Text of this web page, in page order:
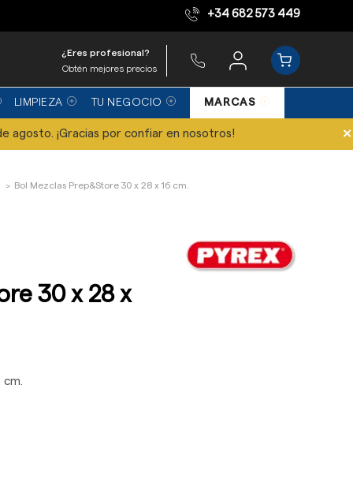
Equipo de expertos +34 682 573 449
¿Eres profesional?
Obtén mejores precios
LIMPIEZA TU NEGOCIO MARCAS
agosto. ¡Gracias por confiar en nosotros! ×
Bol Mezclas Prep&Store 30 x 28 x 16 cm.
30 x 28 x
cm.